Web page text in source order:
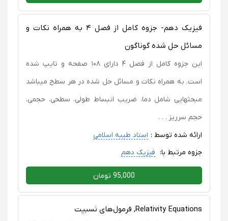
فیزیک دهم- جزوه کامل از فصل ۴ به همراه نکات و
مسائل حل شده گوناگون
این جزوه کامل از فصل ۴ دارای ۱۰۸ صفحه و تایپ شده
است. به همراه نکات و مسائل حل شده در هر سطح میباشد
مبحثهایی شامل دما، ضریب انبساط طولی، سطحی، حجمی،
حجم سرریز . . .
ارائه شده توسط : استاد طیبه اسلامی
جزوه مرتبط با: فیزیک دهم
95,000 تومان
Relativity Equations, فرمول‌های نسبیت